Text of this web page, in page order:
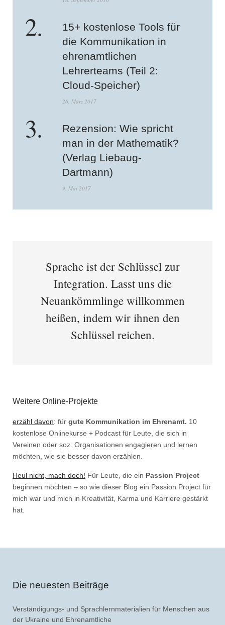
15+ kostenlose Tools für
die Kommunikation in
ehrenamtlichen
Lehrerteams (Teil 2:
Cloud-Speicher)
26. März 2017
Rezension: Wie spricht
man in der Mathematik?
(Verlag Liebaug-
Dartmann)
9. Mai 2017
Sprache ist der Schlüssel zur
Integration. Lasst uns die
Neuankömmlinge willkommen
heißen, indem wir ihnen den
Schlüssel reichen.
Weitere Online-Projekte
erzähl davon: für gute Kommunikation im Ehrenamt. 10
kostenlose Onlinekurse + Podcast für Leute, die sich in
Vereinen oder soz. Organisationen engagieren und lernen
möchten, wie sie besser davon erzählen.
Heul nicht, mach doch! Für Leute, die ein Passion Project
beginnen möchten – so wie dieser Blog ein Passion Project für
mich war und mich in Kreativität, Karma und Karriere gestärkt
hat.
Die neuesten Beiträge
Verständigungs- und Sprachlernmaterialien für Menschen aus
der Ukraine und Ehrenamtliche